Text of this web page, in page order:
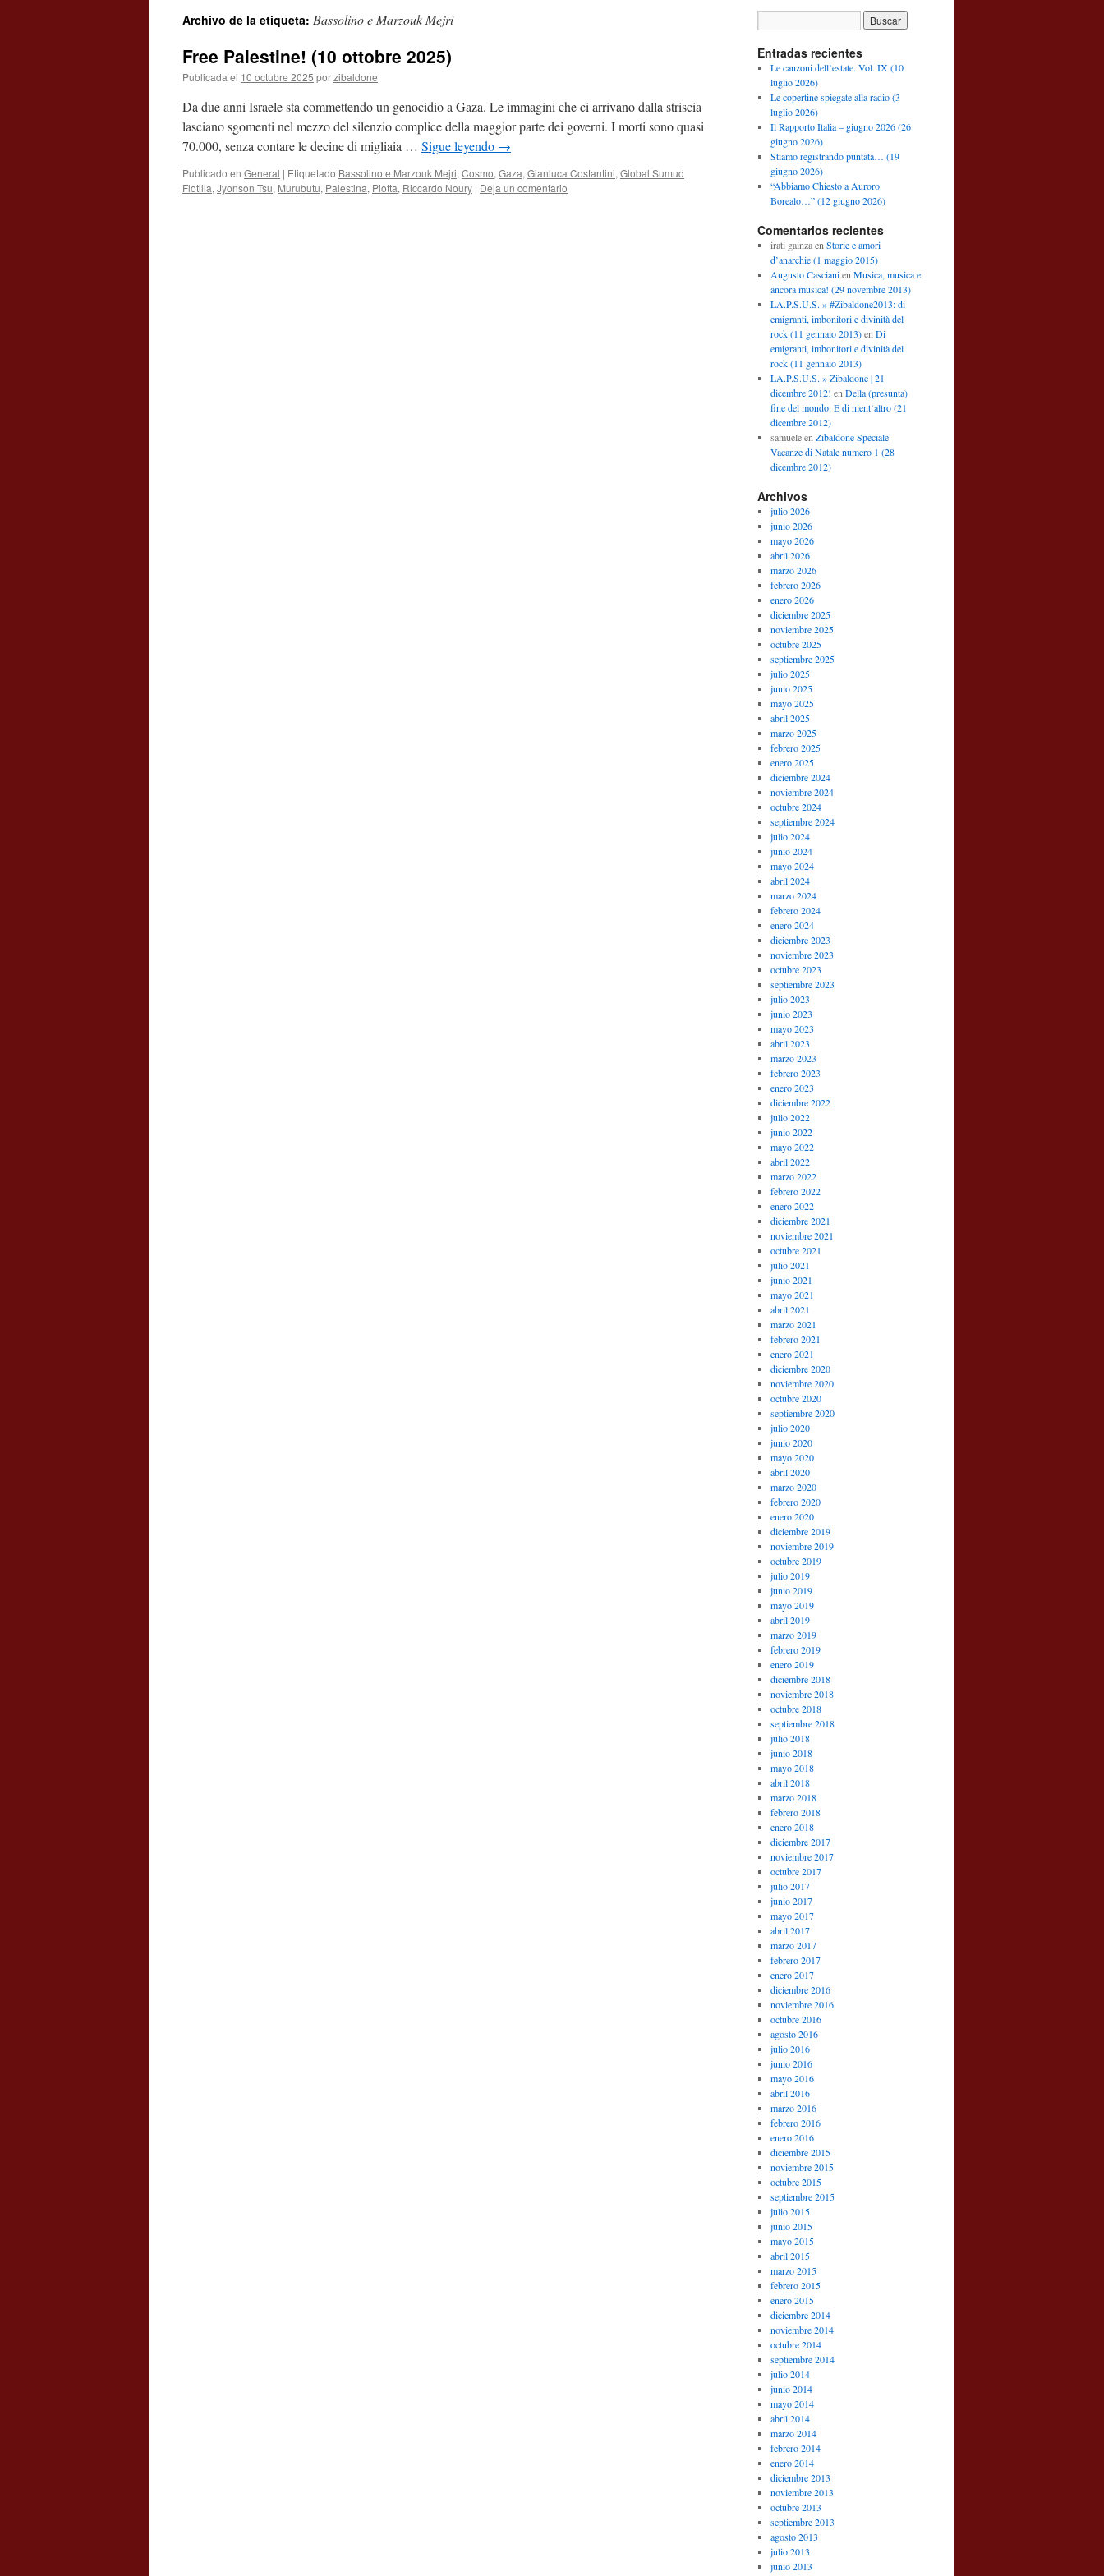
contenido
Archivo de la etiqueta: Bassolino e Marzouk Mejri
Free Palestine! (10 ottobre 2025)
Publicada el 10 octubre 2025 porzibaldone
Da due anni Israele sta commettendo un genocidio a Gaza. Le immagini che ci arrivano dalla striscia
lasciano sgomenti nel mezzo del silenzio complice della maggior parte dei governi. I morti sono quasi
70.000, senza contare le decine di migliaia … Sigue leyendo →
Publicado en General | Etiquetado Bassolino e Marzouk Mejri, Cosmo, Gaza, Gianluca Costantini, Global Sumud
Flotilla, Jyonson Tsu, Murubutu, Palestina, Piotta, Riccardo Noury | Deja un comentario
Entradas recientes
Le canzoni dell’estate. Vol. IX (10
luglio 2026)
Le copertine spiegate alla radio (3
luglio 2026)
Il Rapporto Italia – giugno 2026 (26
giugno 2026)
Stiamo registrando puntata… (19
giugno 2026)
“Abbiamo Chiesto a Auroro
Borealo…” (12 giugno 2026)
Comentarios recientes
irati gainzaen Storie e amori
d’anarchie (1 maggio 2015)
Augusto Cascianien Musica, musica e
ancora musica! (29 novembre 2013)
LA.P.S.U.S. » #Zibaldone2013: di
emigranti, imbonitori e divinità del
rock (11 gennaio 2013)en Di
emigranti, imbonitori e divinità del
rock (11 gennaio 2013)
LA.P.S.U.S. » Zibaldone | 21
dicembre 2012! en Della (presunta)
fine del mondo. E di nient’altro (21
dicembre 2012)
samueleen Zibaldone Speciale
Vacanze di Natale numero 1 (28
dicembre 2012)
Archivos
julio 2026
junio 2026
mayo 2026
abril 2026
marzo 2026
febrero 2026
enero 2026
diciembre 2025
noviembre 2025
octubre 2025
septiembre 2025
julio 2025
junio 2025
mayo 2025
abril 2025
marzo 2025
febrero 2025
enero 2025
diciembre 2024
noviembre 2024
octubre 2024
septiembre 2024
julio 2024
junio 2024
mayo 2024
abril 2024
marzo 2024
febrero 2024
enero 2024
diciembre 2023
noviembre 2023
octubre 2023
septiembre 2023
julio 2023
junio 2023
mayo 2023
abril 2023
marzo 2023
febrero 2023
enero 2023
diciembre 2022
julio 2022
junio 2022
mayo 2022
abril 2022
marzo 2022
febrero 2022
enero 2022
diciembre 2021
noviembre 2021
octubre 2021
julio 2021
junio 2021
mayo 2021
abril 2021
marzo 2021
febrero 2021
enero 2021
diciembre 2020
noviembre 2020
octubre 2020
septiembre 2020
julio 2020
junio 2020
mayo 2020
abril 2020
marzo 2020
febrero 2020
enero 2020
diciembre 2019
noviembre 2019
octubre 2019
julio 2019
junio 2019
mayo 2019
abril 2019
marzo 2019
febrero 2019
enero 2019
diciembre 2018
noviembre 2018
octubre 2018
septiembre 2018
julio 2018
junio 2018
mayo 2018
abril 2018
marzo 2018
febrero 2018
enero 2018
diciembre 2017
noviembre 2017
octubre 2017
julio 2017
junio 2017
mayo 2017
abril 2017
marzo 2017
febrero 2017
enero 2017
diciembre 2016
noviembre 2016
octubre 2016
agosto 2016
julio 2016
junio 2016
mayo 2016
abril 2016
marzo 2016
febrero 2016
enero 2016
diciembre 2015
noviembre 2015
octubre 2015
septiembre 2015
julio 2015
junio 2015
mayo 2015
abril 2015
marzo 2015
febrero 2015
enero 2015
diciembre 2014
noviembre 2014
octubre 2014
septiembre 2014
julio 2014
junio 2014
mayo 2014
abril 2014
marzo 2014
febrero 2014
enero 2014
diciembre 2013
noviembre 2013
octubre 2013
septiembre 2013
agosto 2013
julio 2013
junio 2013